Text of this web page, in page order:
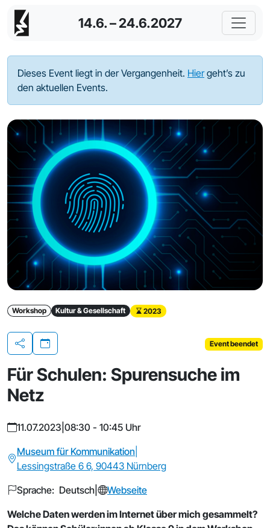
14.6. – 24.6.2027
Dieses Event liegt in der Vergangenheit. Hiergeht’s zu
den aktuellen Events.
Workshop Kultur & Gesellschaft 2023
Teilen
Event beendet
Für Schulen: Spurensuche im
Netz
11.07.2023 08:30 - 10:45 Uhr
Museum für Kommunikation
Lessingstraße 6 6, 90443 Nürnberg
Sprache: Deutsch
Webseite
Welche Daten werden im Internet über mich gesammelt?